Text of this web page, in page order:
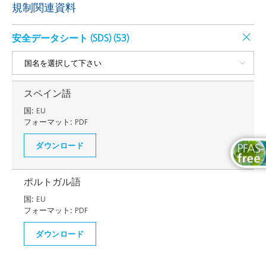
規制関連資料
安全データシート (SDS) (53)
スペイン語
国: EU
フォーマット: PDF
ダウンロード
ポルトガル語
国: EU
フォーマット: PDF
ダウンロード